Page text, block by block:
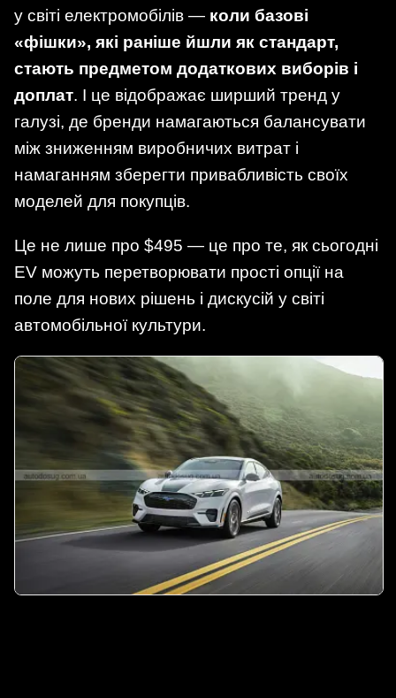
у світі електромобілів — коли базові
«фішки», які раніше йшли як стандарт,
стають предметом додаткових виборів і
доплат. І це відображає ширший тренд у
галузі, де бренди намагаються балансувати
між зниженням виробничих витрат і
намаганням зберегти привабливість своїх
моделей для покупців.
Це не лише про $495 — це про те, як сьогодні
EV можуть перетворювати прості опції на
поле для нових рішень і дискусій у світі
автомобільної культури.